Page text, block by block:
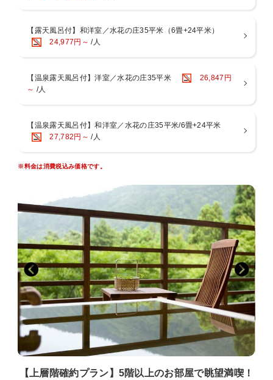
－－－－－－－－－－－－－－－－－－－－－－－－－－－－－
30日以上前の早期予約ならお得に泊まれちゃう≪早期割30≫
※割引率は「お部屋タイプ」「平日・休前日」等により異なります。
お申し込みの際は必ずご料金をご確認下さいませ。
・表記のご料金は割引後の金額となっております。
◆特徴1：源泉２種を引く贅沢宿
・「水花の庄」：小涌谷温泉
◆特徴2：全ての大浴場に、露天風呂と内湯を用意
◆特徴3：男女別で朝晩入替制
◆特徴4：貸切風呂はすべて無料
滞在中は、温泉自慢の宿で湯めぐりを思う存分満喫くださいませ。
【露天風呂付】和洋室／水花の庄35平米（6畳+24平米）
24,977円～ /人
【温泉露天風呂付】洋室／水花の庄35平米
26,847円
～ /人
【温泉露天風呂付】和洋室／水花の庄35平米/6畳+24平米
27,782円～ /人
※料金は消費税込み価格です。
【上層階確約プラン】5階以上のお部屋で眺望満喫！